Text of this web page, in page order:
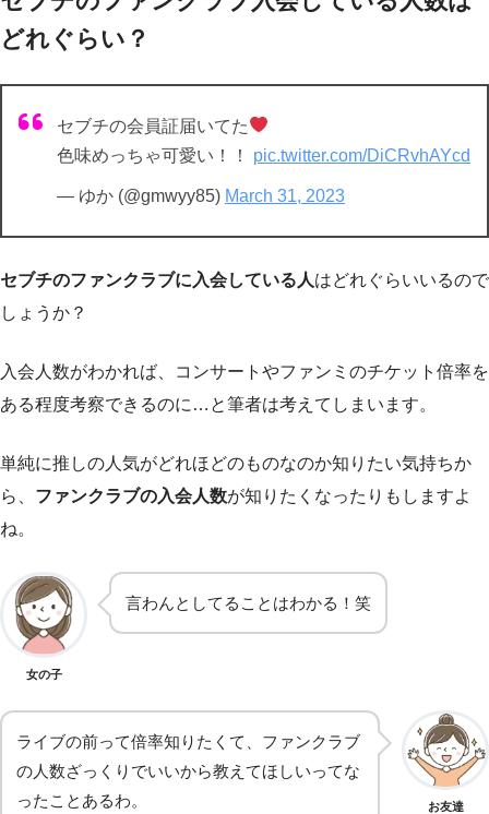
どれぐらい？
セブチの会員証届いてた
色味めっちゃ可愛い！！ pic.twitter.com/DiCRvhAYcd
— ゆか (@gmwyy85) March 31, 2023
セブチのファンクラブに入会している人はどれぐらいいるので
しょうか？
入会人数がわかれば、コンサートやファンミのチケット倍率を
ある程度考察できるのに…と筆者は考えてしまいます。
単純に推しの人気がどれほどのものなのか知りたい気持ちか
ら、 ファンクラブの入会人数が知りたくなったりもしますよ
ね。
女の子
言わんとしてることはわかる！笑
ライブの前って倍率知りたくて、ファンクラブ
の人数ざっくりでいいから教えてほしいってな
ったことあるわ。
お友達